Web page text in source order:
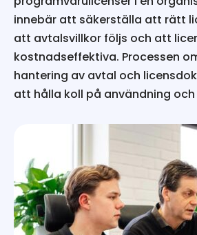
innebär att säkerställa att rätt
att avtalsvillkor följs och att
kostnadseffektiva. Processen
hantering av avtal och
att hålla koll på användning och